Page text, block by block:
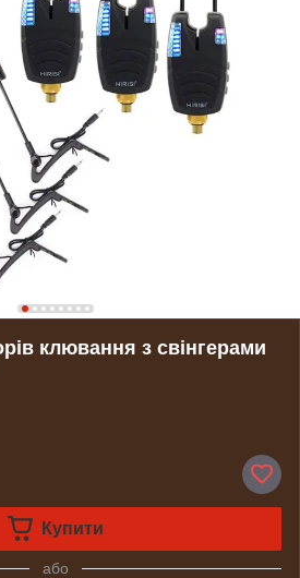
клювання з свінгерами
Купити
або